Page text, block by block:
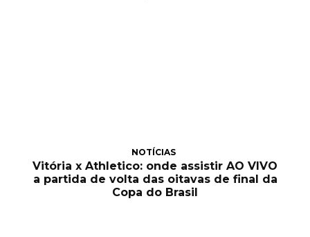
NOTÍCIAS
Vitória x Athletico: onde assistir AO VIVO
a partida de volta das oitavas de final da
Copa do Brasil